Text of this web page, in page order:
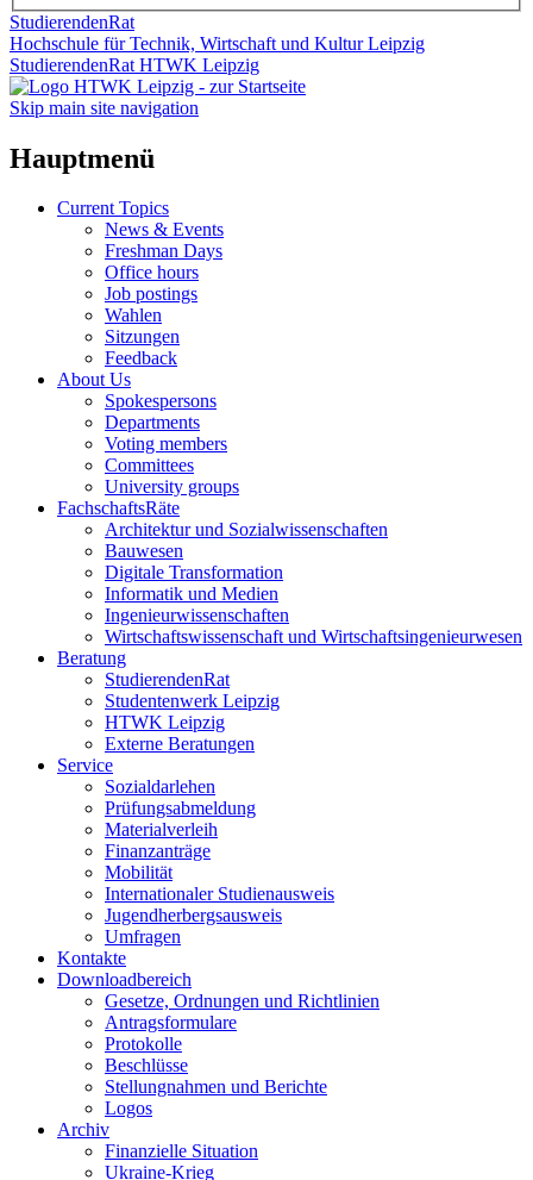
StudierendenRat
Hochschule für Technik, Wirtschaft und Kultur Leipzig
StudierendenRat HTWK Leipzig
Skip main site navigation
Hauptmenü
Current Topics
News & Events
Freshman Days
Office hours
Job postings
Wahlen
Sitzungen
Feedback
About Us
Spokespersons
Departments
Voting members
Committees
University groups
FachschaftsRäte
Architektur und Sozialwissenschaften
Bauwesen
Digitale Transformation
Informatik und Medien
Ingenieurwissenschaften
Wirtschaftswissenschaft und Wirtschaftsingenieurwesen
Beratung
StudierendenRat
Studentenwerk Leipzig
HTWK Leipzig
Externe Beratungen
Service
Sozialdarlehen
Prüfungsabmeldung
Materialverleih
Finanzanträge
Mobilität
Internationaler Studienausweis
Jugendherbergsausweis
Umfragen
Kontakte
Downloadbereich
Gesetze, Ordnungen und Richtlinien
Antragsformulare
Protokolle
Beschlüsse
Stellungnahmen und Berichte
Logos
Archiv
Finanzielle Situation
Ukraine-Krieg